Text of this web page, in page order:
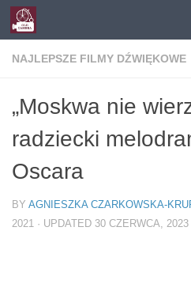
Skip to content
NAJLEPSZE FILMY DŹWIĘKOWE
„Moskwa nie
radziecki
Oscara
BY AGNIESZKA CZARKOWSKA-
2021 · UPDATED 30 CZERWCA, 2023